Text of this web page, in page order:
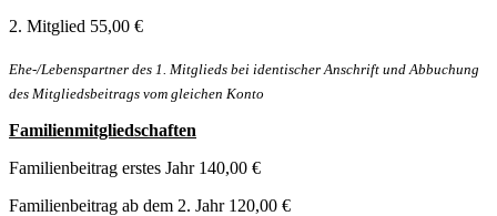
2. Mitglied 55,00 €
Ehe-/Lebenspartner des 1. Mitglieds bei identischer Anschrift und Abbuchung
des Mitgliedsbeitrags vom gleichen Konto
Familienmitgliedschaften
Familienbeitrag erstes Jahr 140,00 €
Familienbeitrag ab dem 2. Jahr 120,00 €